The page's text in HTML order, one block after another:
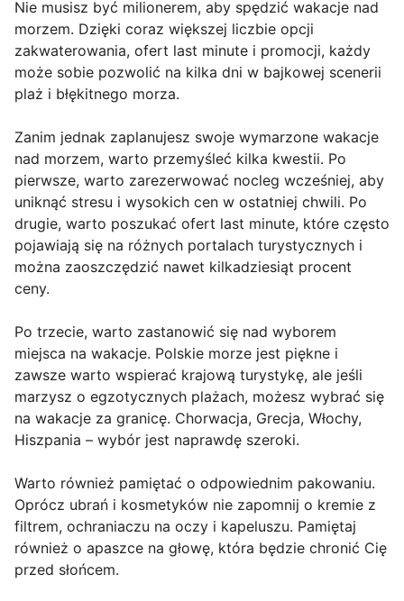
Nie musisz być milionerem, aby spędzić wakacje nad
morzem. Dzięki coraz większej liczbie opcji
zakwaterowania, ofert last minute i promocji, każdy
może sobie pozwolić na kilka dni w bajkowej scenerii
plaż i błękitnego morza.
Zanim jednak zaplanujesz swoje wymarzone wakacje
nad morzem, warto przemyśleć kilka kwestii. Po
pierwsze, warto zarezerwować nocleg wcześniej, aby
uniknąć stresu i wysokich cen w ostatniej chwili. Po
drugie, warto poszukać ofert last minute, które często
pojawiają się na różnych portalach turystycznych i
można zaoszczędzić nawet kilkadziesiąt procent
ceny.
Po trzecie, warto zastanowić się nad wyborem
miejsca na wakacje. Polskie morze jest piękne i
zawsze warto wspierać krajową turystykę, ale jeśli
marzysz o egzotycznych plażach, możesz wybrać się
na wakacje za granicę. Chorwacja, Grecja, Włochy,
Hiszpania – wybór jest naprawdę szeroki.
Warto również pamiętać o odpowiednim pakowaniu.
Oprócz ubrań i kosmetyków nie zapomnij o kremie z
filtrem, ochraniaczu na oczy i kapeluszu. Pamiętaj
również o apaszce na głowę, która będzie chronić Cię
przed słońcem.